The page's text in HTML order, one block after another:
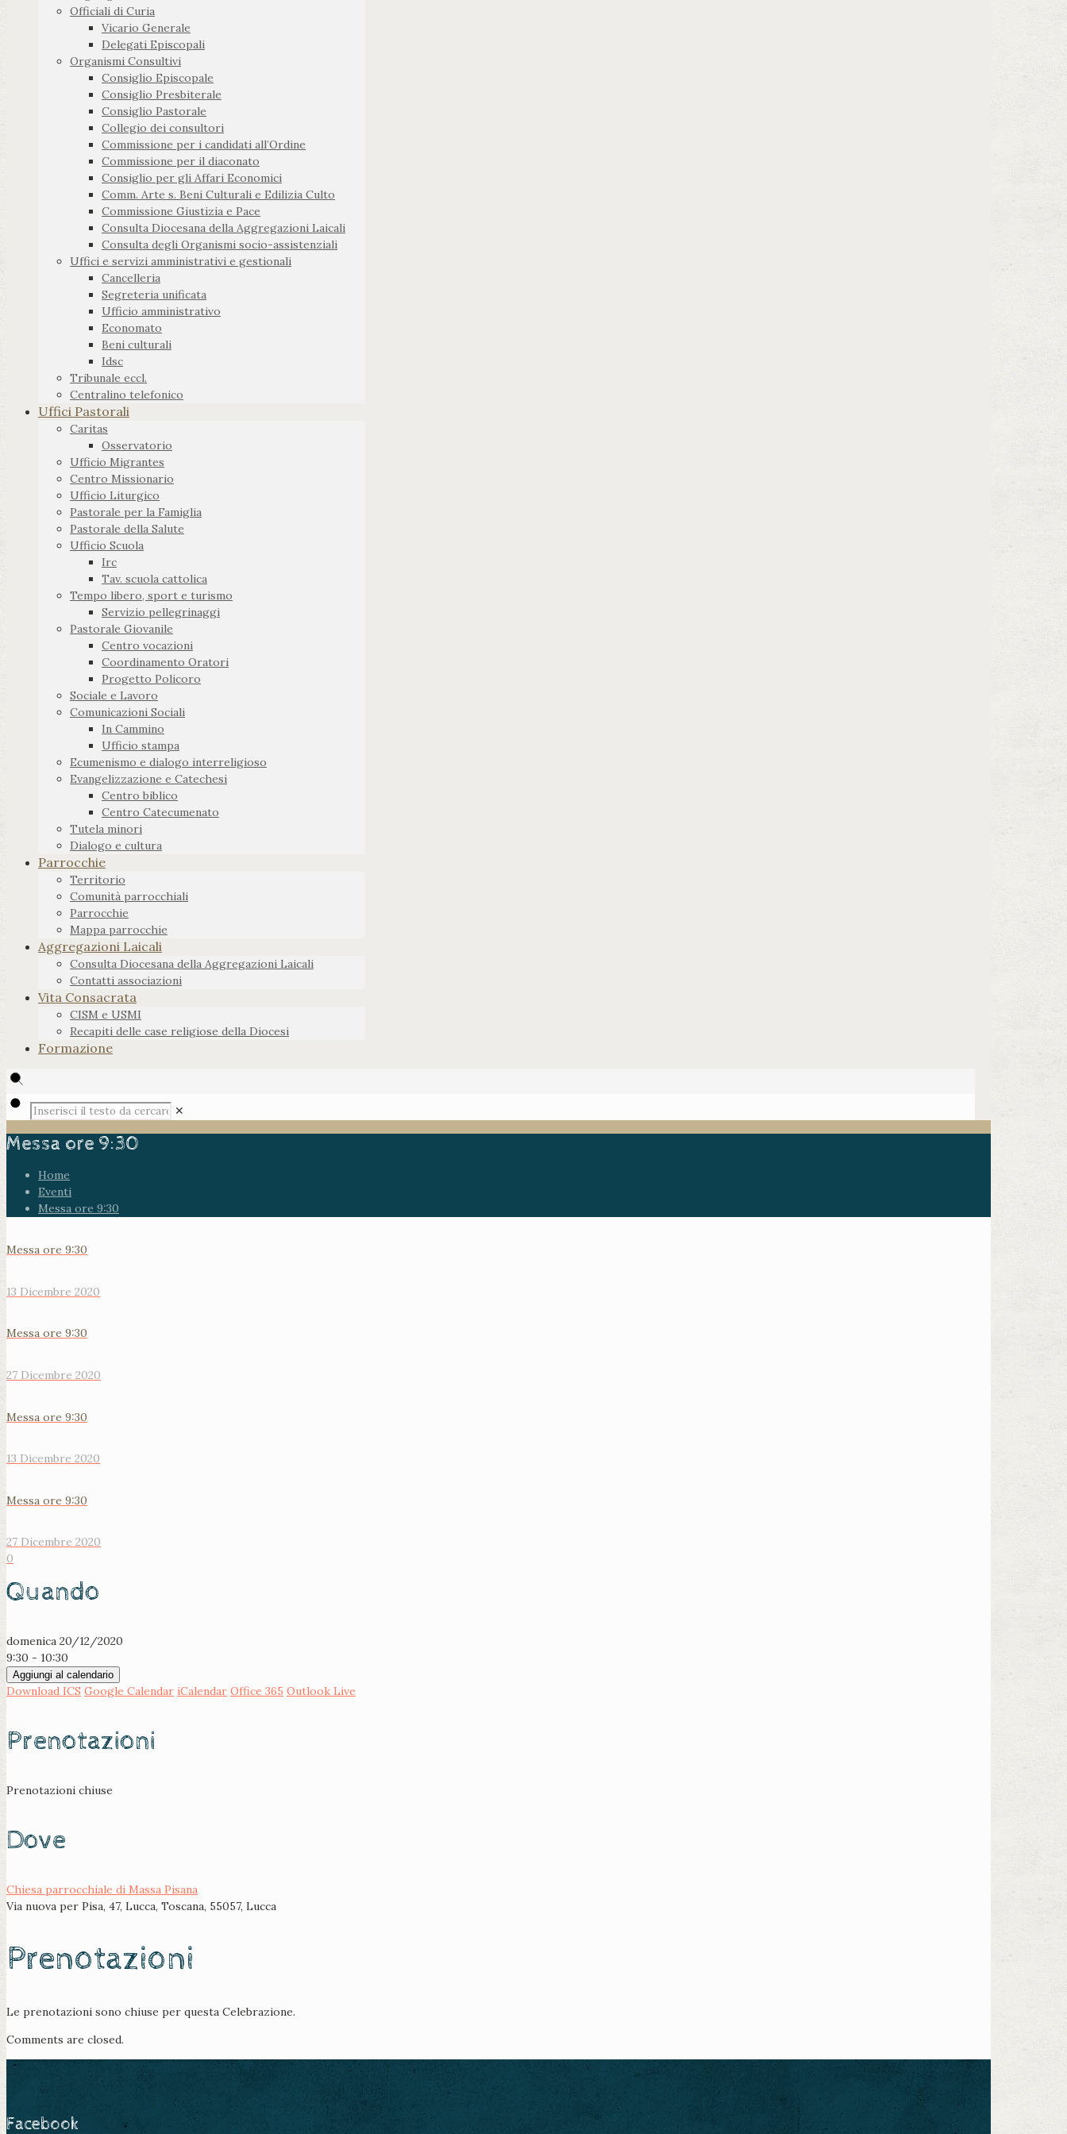
Officiali di Curia
Vicario Generale
Delegati Episcopali
Organismi Consultivi
Consiglio Episcopale
Consiglio Presbiterale
Consiglio Pastorale
Collegio dei consultori
Commissione per i candidati all’Ordine
Commissione per il diaconato
Consiglio per gli Affari Economici
Comm. Arte s. Beni Culturali e Edilizia Culto
Commissione Giustizia e Pace
Consulta Diocesana della Aggregazioni Laicali
Consulta degli Organismi socio-assistenziali
Uffici e servizi amministrativi e gestionali
Cancelleria
Segreteria unificata
Ufficio amministrativo
Economato
Beni culturali
Idsc
Tribunale eccl.
Centralino telefonico
Uffici Pastorali
Caritas
Osservatorio
Ufficio Migrantes
Centro Missionario
Ufficio Liturgico
Pastorale per la Famiglia
Pastorale della Salute
Ufficio Scuola
Irc
Tav. scuola cattolica
Tempo libero, sport e turismo
Servizio pellegrinaggi
Pastorale Giovanile
Centro vocazioni
Coordinamento Oratori
Progetto Policoro
Sociale e Lavoro
Comunicazioni Sociali
In Cammino
Ufficio stampa
Ecumenismo e dialogo interreligioso
Evangelizzazione e Catechesi
Centro biblico
Centro Catecumenato
Tutela minori
Dialogo e cultura
Parrocchie
Territorio
Comunità parrocchiali
Parrocchie
Mappa parrocchie
Aggregazioni Laicali
Consulta Diocesana della Aggregazioni Laicali
Contatti associazioni
Vita Consacrata
CISM e USMI
Recapiti delle case religiose della Diocesi
Formazione
✕
Messa ore 9:30
Home
Eventi
Messa ore 9:30
Messa ore 9:30
13 Dicembre 2020
Messa ore 9:30
27 Dicembre 2020
Messa ore 9:30
13 Dicembre 2020
Messa ore 9:30
27 Dicembre 2020
0
Quando
domenica 20/12/2020
9:30 - 10:30
Aggiungi al calendario
Download ICS Google Calendar iCalendar Office 365 Outlook Live
Prenotazioni
Prenotazioni chiuse
Dove
Chiesa parrocchiale di Massa Pisana
Via nuova per Pisa, 47, Lucca, Toscana, 55057, Lucca
Prenotazioni
Le prenotazioni sono chiuse per questa Celebrazione.
Comments are closed.
Facebook